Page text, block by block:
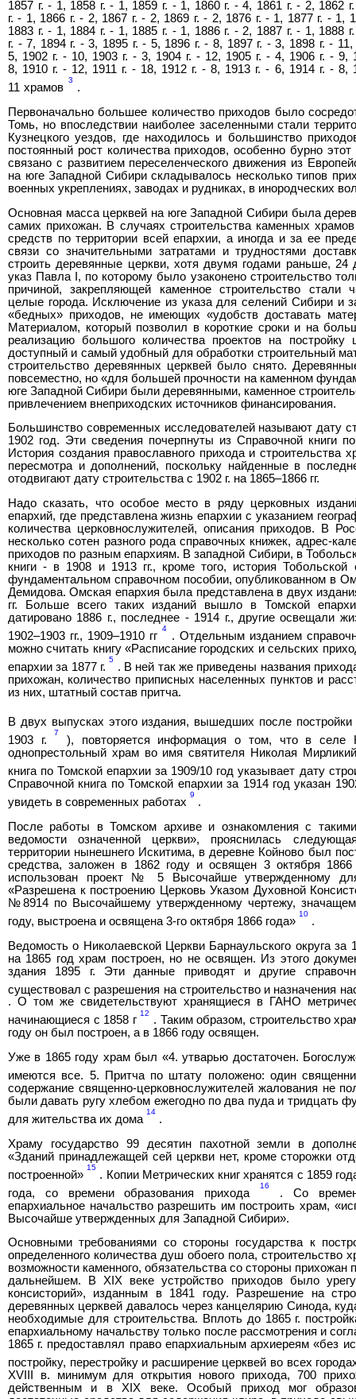
1857 г. - 1, 1858 г. - 1, 1859 г. - 1, 1860 г. - 4, 1861 г. - 2, 1862
г. - 1, 1866 г. - 2, 1867 г. - 2, 1869 г. - 2, 1876 г. - 1, 1877 г. - 1,
1883 г. - 1, 1884 г. - 1, 1885 г. - 1, 1886 г. - 2, 1887 г. - 1, 1888
г. - 7, 1894 г. - 3, 1895 г. - 5, 1896 г. - 8, 1897 г. - 3, 1898 г. -
5, 1902 г. - 10, 1903 г. - 3, 1904 г. - 12, 1905 г. - 4, 1906 г. - 9,
8, 1910 г. - 12, 1911 г. - 18, 1912 г. - 8, 1913 г. - 6, 1914 г. - 8,
11 храмов
3
.
Первоначально большее количество приходов было
Томь, но впоследствии наиболее заселенными стали
Кузнецкого уездов, где находилось и большинство
постоянный рост количества приходов, особенно бурно
связано с развитием переселенческого движения из
на юге Западной Сибири складывалось несколько типов
военных укреплениях, заводах и рудниках, в инородческих
Основная масса церквей на юге Западной Сибири была
самих прихожан. В случаях строительства каменных
средств по территории всей епархии, а иногда и за ее
связи со значительными затратами и трудностями
строить деревянные церкви, хотя двумя годами раньше, 24
указ Павла I, по которому было узаконено строительство
причиной, закрепляющей каменное строительство стали
целые города. Исключение из указа для селений Сибири и
«бедных» приходов, не имеющих «удобств доставать
Материалом, который позволил в короткие сроки и на
реализацию большого количества проектов на
доступный и самый удобный для обработки строительный
строительство деревянных церквей было снято.
повсеместно, но «для большей прочности на каменном
юге Западной Сибири были деревянными, каменное
привлечением внеприходских источников финансирования.
Большинство современных исследователей называют дату
1902 год. Эти сведения почерпнуты из Справочной книги
История создания православного прихода и строительства
пересмотра и дополнений, поскольку найденные в
отодвигают дату строительства с 1902 г. на 1865–1866 гг.
Надо сказать, что особое место в ряду церковных
епархий, где представлена жизнь епархии с указанием
количества церковнослужителей, описания приходов. В
несколько сотен разного рода справочных книжек, адрес-
приходов по разным епархиям. В западной Сибири, в
книги - в 1908 и 1913 гг., кроме того, история
фундаментальном справочном пособии, опубликованном в
Демидова. Омская епархия была представлена в двух
гг. Больше всего таких изданий вышло в Томской
датировано 1886 г., последнее - 1914 г., другие освещали
1902–1903 гг., 1909–1910 гг
4
. Отдельным изданием
можно считать книгу «Расписание городских и сельских
епархии за 1877 г.
5
. В ней так же приведены названия
прихожан, количество приписных населенных пунктов и
из них, штатный состав притча.
В двух выпусках этого издания, вышедших после
1903 г.
7
), повторяется информация о том, что в селе
однопрестольный храм во имя святителя Николая
книга по Томской епархии за 1909/10 год указывает дату
Справочной книга по Томской епархии за 1914 год указан
увидеть в современных работах
9
.
После работы в Томском архиве и ознакомления с
ведомости означенной церкви», прояснилась
территории нынешнего Искитима, в деревне Койново был
средства, заложен в 1862 году и освящен 3 октября
использован проект № 5 Высочайше утвержденному
«Разрешена к построению Церковь Указом Духовной
№8914 по Высочайшему утвержденному чертежу,
году, выстроена и освящена 3-го октября 1866 года»
10
.
Ведомость о Николаевской Церкви Барнаульского округа за
на 1865 год храм построен, но не освящен. Из этого
здания 1895 г. Эти данные приводят и другие
существовал с разрешения на строительство и назначения
. О том же свидетельствуют хранящиеся в ГАНО
начинающиеся с 1858 г
12
. Таким образом, строительство
году он был построен, а в 1866 году освящен.
Уже в 1865 году храм был «4. утварью достаточен.
имеются все. 5. Притча по штату положено: один
содержание священно-церковнослужителей жалования не
были давать ругу хлебом ежегодно по два пуда и тридцать
для жительства их дома
14
.
Храму государство 99 десятин пахотной земли в
«Зданий принадлежащей сей церкви нет, кроме сторожки
построенной»
15
. Копии Метрических книг хранятся с 1859
года, со времени образования прихода
16
. Со
епархиальное начальство разрешить им построить храм,
Высочайше утвержденных для Западной Сибири».
Основными требованиями со стороны государства к
определенного количества душ обоего пола, строительство
возможности каменного, обязательства со стороны
дальнейшем. В XIX веке устройство приходов было
консисторий», изданным в 1841 году. Разрешение на
деревянных церквей давалось через канцелярию Синода,
необходимые для строительства. Вплоть до 1865 г.
епархиальному начальству только после рассмотрения и
1865 г. предоставлял право епархиальным архиереям «без
постройку, перестройку и расширение церквей во всех
XVIII в. минимум для открытия нового прихода, 700
действенным и в XIX веке. Особый приход мог